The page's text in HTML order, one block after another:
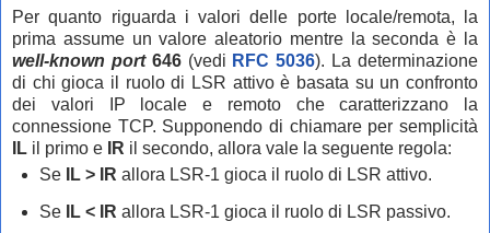
Per quanto riguarda i valori delle porte locale/remota, la
prima assume un valore aleatorio mentre la seconda è la
well-known port646(vedi RFC 5036). La determinazione
di chi gioca il ruolo di LSR attivo è basata su un confronto
dei valori IP locale e remoto che caratterizzano la
connessione TCP. Supponendo di chiamare per semplicità
IL il primo e IR il secondo, allora vale la seguente regola:
Se
IL > IR allora LSR-1 gioca il ruolo di LSR attivo.
Se
IL < IR allora LSR-1 gioca il ruolo di LSR passivo.